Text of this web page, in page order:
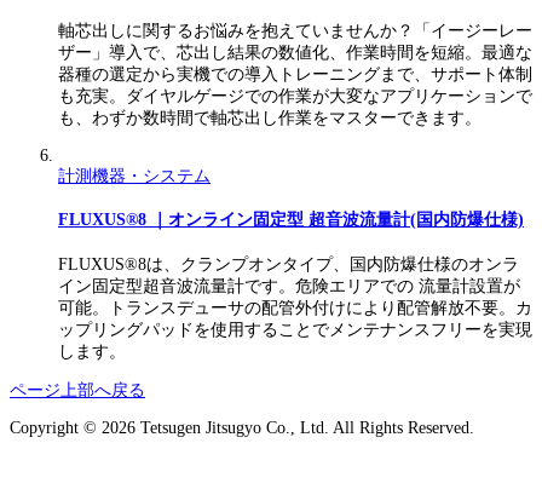
軸芯出しに関するお悩みを抱えていませんか？「イージーレー
ザー」導入で、芯出し結果の数値化、作業時間を短縮。最適な
器種の選定から実機での導入トレーニングまで、サポート体制
も充実。ダイヤルゲージでの作業が大変なアプリケーションで
も、わずか数時間で軸芯出し作業をマスターできます。
計測機器・システム
FLUXUS®8 ｜オンライン固定型 超音波流量計(国内防爆仕様)
FLUXUS®8は、クランプオンタイプ、国内防爆仕様のオンラ
イン固定型超音波流量計です。危険エリアでの 流量計設置が
可能。トランスデューサの配管外付けにより配管解放不要。カ
ップリングパッドを使用することでメンテナンスフリーを実現
します。
ページ上部へ戻る
Copyright © 2026 Tetsugen Jitsugyo Co., Ltd. All Rights Reserved.